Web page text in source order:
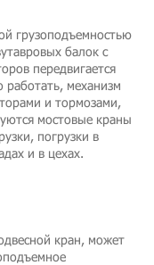
грузоподъемностью
балок с
передвигается
механизм
и тормозами,
мостовые краны
погрузки в
и в цехах.
кран, может